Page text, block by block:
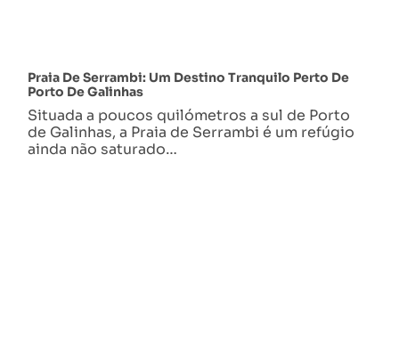
Praia De Serrambi: Um Destino Tranquilo Perto De
Porto De Galinhas
Situada a poucos quilómetros a sul de Porto
de Galinhas, a Praia de Serrambi é um refúgio
ainda não saturado…